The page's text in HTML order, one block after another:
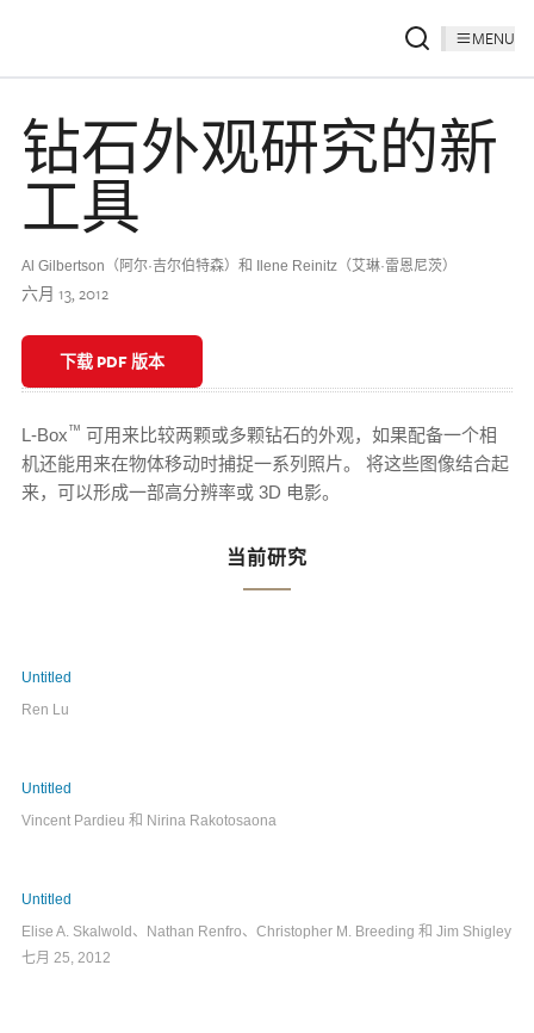
MENU
钻石外观研究的新
工具
Al Gilbertson（阿尔·吉尔伯特森）和 Ilene Reinitz（艾琳·雷恩尼茨）
六月 13, 2012
下载 PDF 版本
L-Box™ 可用来比较两颗或多颗钻石的外观，如果配备一个相
机还能用来在物体移动时捕捉一系列照片。 将这些图像结合起
来，可以形成一部高分辨率或 3D 电影。
当前研究
Untitled
Ren Lu
Untitled
Vincent Pardieu 和 Nirina Rakotosaona
Untitled
Elise A. Skalwold、Nathan Renfro、Christopher M. Breeding 和 Jim Shigley
七月 25, 2012